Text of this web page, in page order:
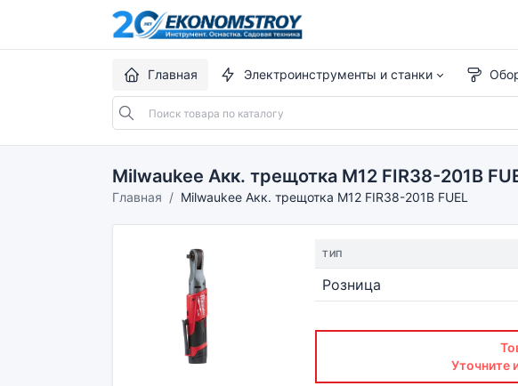
Главная Электроинструменты и станки
Milwaukee Акк. трещотка M12 FIR38-201B
Главная Milwaukee Акк. трещотка M12 FIR38-201B FUEL
ТИП
Розница
Уточните